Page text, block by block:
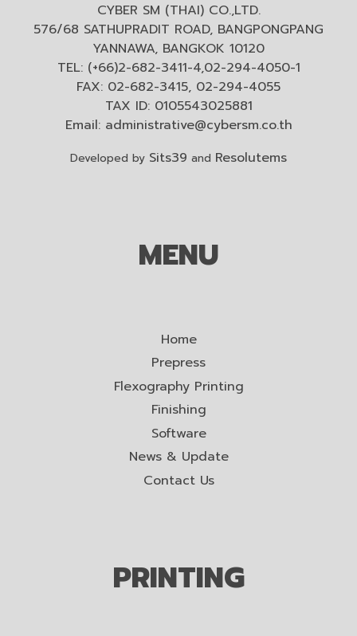
CYBER SM (THAI) CO.,LTD.
576/68 SATHUPRADIT ROAD, BANGPONGPANG
YANNAWA, BANGKOK 10120
TEL: (+66)2-682-3411-4,02-294-4050-1
FAX: 02-682-3415, 02-294-4055
TAX ID: 0105543025881
Email: administrative@cybersm.co.th
Developed by Sits39 and Resolutems
MENU
Home
Prepress
Flexography Printing
Finishing
Software
News & Update
Contact Us
PRINTING